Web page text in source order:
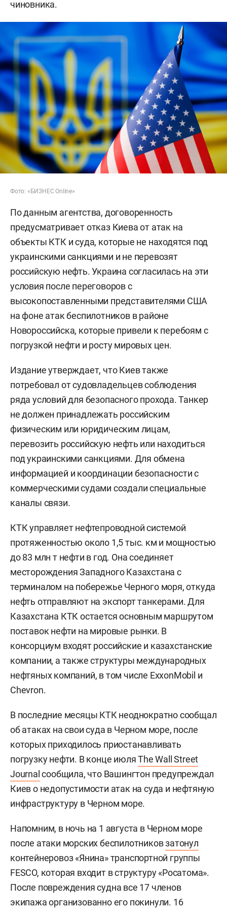
чиновника.
Фото: «БИЗНЕС Online»
По данным агентства, договоренность
предусматривает отказ Киева от атак на
объекты КТК и суда, которые не находятся под
украинскими санкциями и не перевозят
российскую нефть. Украина согласилась на эти
условия после переговоров с
высокопоставленными представителями США
на фоне атак беспилотников в районе
Новороссийска, которые привели к перебоям с
погрузкой нефти и росту мировых цен.
Издание утверждает, что Киев также
потребовал от судовладельцев соблюдения
ряда условий для безопасного прохода. Танкер
не должен принадлежать российским
физическим или юридическим лицам,
перевозить российскую нефть или находиться
под украинскими санкциями. Для обмена
информацией и координации безопасности с
коммерческими судами создали специальные
каналы связи.
КТК управляет нефтепроводной системой
протяженностью около 1,5 тыс. км и мощностью
до 83 млн т нефти в год. Она соединяет
месторождения Западного Казахстана с
терминалом на побережье Черного моря, откуда
нефть отправляют на экспорт танкерами. Для
Казахстана КТК остается основным маршрутом
поставок нефти на мировые рынки. В
консорциум входят российские и казахстанские
компании, а также структуры международных
нефтяных компаний, в том числе ExxonMobil и
Chevron.
В последние месяцы КТК неоднократно сообщал
об атаках на свои суда в Черном море, после
которых приходилось приостанавливать
погрузку нефти. В конце июляThe Wall Street
Journal сообщила, что Вашингтон предупреждал
Киев о недопустимости атак на суда и нефтяную
инфраструктуру в Черном море.
Напомним, в ночь на 1 августа в Черном море
после атаки морских беспилотниковзатонул
контейнеровоз «Янина» транспортной группы
FESCO, которая входит в структуру «Росатома».
После повреждения судна все 17 членов
экипажа организованно его покинули. 16